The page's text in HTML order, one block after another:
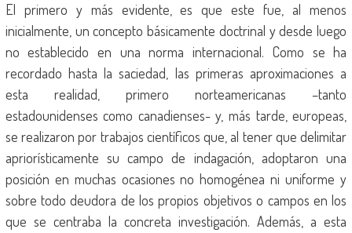
El primero y más evidente, es que este fue, al menos
inicialmente, un concepto básicamente doctrinal y desde luego
no establecido en una norma internacional. Como se ha
recordado hasta la saciedad, las primeras aproximaciones a
esta realidad, primero norteamericanas –tanto
estadounidenses como canadienses- y, más tarde, europeas,
se realizaron por trabajos científicos que, al tener que delimitar
apriorísticamente su campo de indagación, adoptaron una
posición en muchas ocasiones no homogénea ni uniforme y
sobre todo deudora de los propios objetivos o campos en los
que se centraba la concreta investigación. Además, a esta